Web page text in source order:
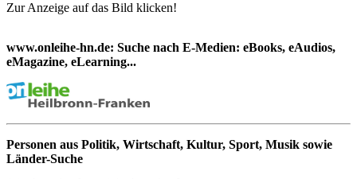
Zur Anzeige auf das Bild klicken!
www.onleihe-hn.de: Suche nach E-Medien: eBooks, eAudios,
eMagazine, eLearning...
Personen aus Politik, Wirtschaft, Kultur, Sport, Musik sowie
Länder-Suche